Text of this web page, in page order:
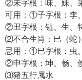
②未字根：味、妹、
可用：①子字根：李
②丑字根：钮、生、
⑵不合生肖：巳（蛇
忌用：①巳字根：虫
②申字根：坤、畅、
⑶猪五行属水